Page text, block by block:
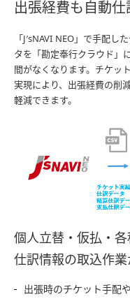
出張経費も自動
「J′sNAVI NEO」で手配し
タを「勘定奉行クラウド」
間がなくなります。チケッ
実現により、出張経費の削
軽減できます。
個人立替・仮払・
仕訳情報の取込作業
出張時のチケット手配